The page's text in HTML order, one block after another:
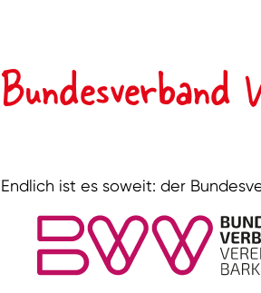
Endlich ist es soweit: der